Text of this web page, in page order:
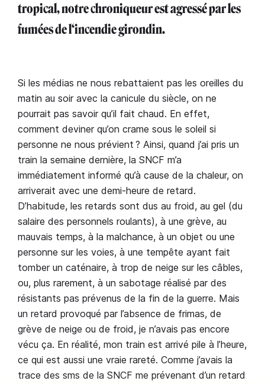
tropical, notre chroniqueur est agressé par les
fumées de l‘incendie girondin.
Si les médias ne nous rebattaient pas les oreilles du
matin au soir avec la canicule du siècle, on ne
pourrait pas savoir qu’il fait chaud. En effet,
comment deviner qu’on crame sous le soleil si
personne ne nous prévient ? Ainsi, quand j’ai pris un
train la semaine dernière, la SNCF m’a
immédiatement informé qu’à cause de la chaleur, on
arriverait avec une demi-heure de retard.
D’habitude, les retards sont dus au froid, au gel (du
salaire des personnels roulants), à une grève, au
mauvais temps, à la malchance, à un objet ou une
personne sur les voies, à une tempête ayant fait
tomber un caténaire, à trop de neige sur les câbles,
ou, plus rarement, à un sabotage réalisé par des
résistants pas prévenus de la fin de la guerre. Mais
un retard provoqué par l’absence de frimas, de
grève de neige ou de froid, je n’avais pas encore
vécu ça. En réalité, mon train est arrivé pile à l’heure,
ce qui est aussi une vraie rareté. Comme j’avais la
trace des sms de la SNCF me prévenant d’un retard